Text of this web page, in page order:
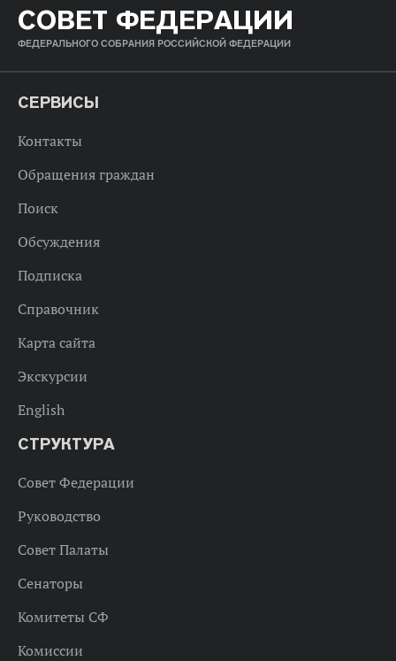
СОВЕТ ФЕДЕРАЦИИ
ФЕДЕРАЛЬНОГО СОБРАНИЯ РОССИЙСКОЙ ФЕДЕРАЦИИ
СЕРВИСЫ
Контакты
Обращения граждан
Поиск
Обсуждения
Подписка
Справочник
Карта сайта
Экскурсии
English
СТРУКТУРА
Совет Федерации
Руководство
Совет Палаты
Сенаторы
Комитеты СФ
Комиссии